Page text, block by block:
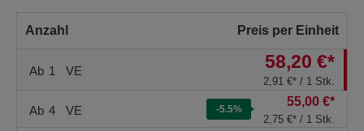
Anzahl Preis per Einheit
Ab 1 VE 58,20 €*
2,91 €* / 1 Stk.
Ab 4 VE -5.5%
55,00 €*
2,75 €* / 1 Stk.